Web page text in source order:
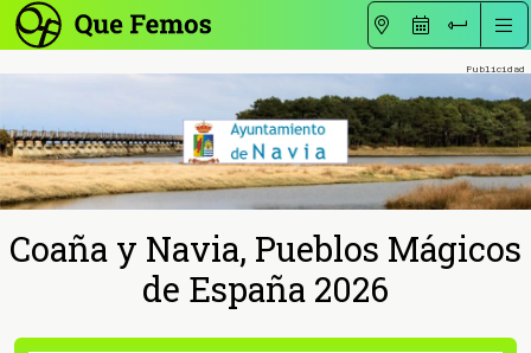
Coaña y Navia, Pueblos Mágicos
de España 2026